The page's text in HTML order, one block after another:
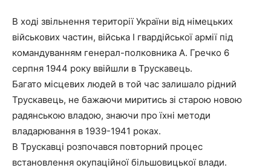
В ході звільнення території України від німецьких
військових частин, війська І гвардійської армії під
командуванням генерал-полковника А. Гречко 6
серпня 1944 року ввійшли в Трускавець.
Багато місцевих людей в той час залишало рідний
Трускавець, не бажаючи миритись зі старою новою
радянською владою, знаючи про їхні методи
владарювання в 1939-1941 роках.
В Трускавці розпочався повторний процес
встановлення окупаційної більшовицької влади.